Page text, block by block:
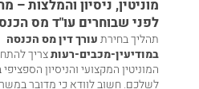
מוניטין, ניסיון והמלצות –
לפני שבוחרים עו"ד מס
תהליך בחירתעורך דין מס הכנסה
במודיעין-מכבים-רעותצריך
המוניטין המקצועי והניסיון
לשלכם. חשוב לוודא כי מדובר